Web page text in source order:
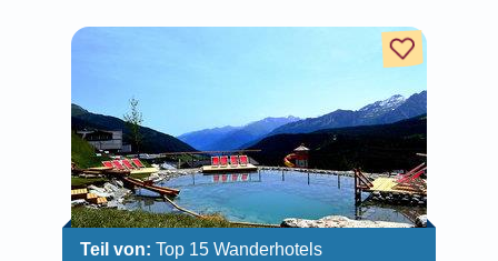
Teil von: Top 15 Wanderhotels